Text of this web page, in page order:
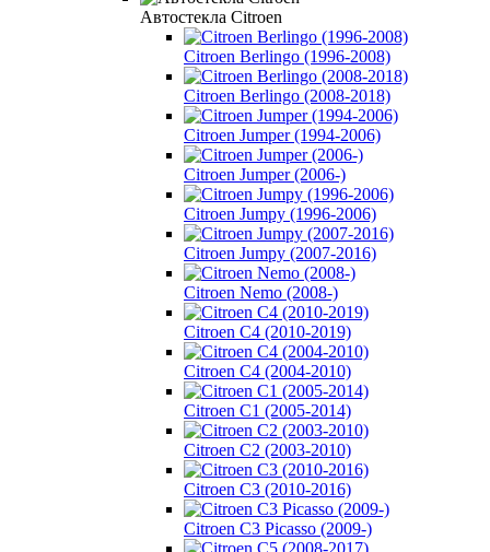
Автостекла Citroen
Citroen Berlingo (1996-2008)
Citroen Berlingo (2008-2018)
Citroen Jumper (1994-2006)
Citroen Jumper (2006-)
Citroen Jumpy (1996-2006)
Citroen Jumpy (2007-2016)
Citroen Nemo (2008-)
Citroen C4 (2010-2019)
Citroen C4 (2004-2010)
Citroen C1 (2005-2014)
Citroen C2 (2003-2010)
Citroen C3 (2010-2016)
Citroen C3 Picasso (2009-)